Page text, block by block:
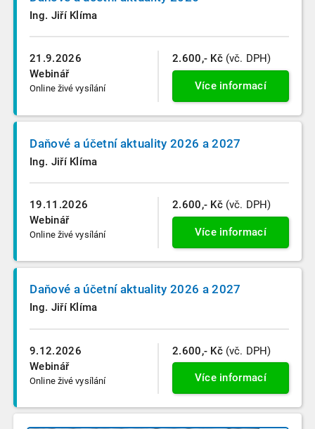
21.9.2026
Webinář
Online živé vysílání
Ing. Jiří Klíma
2.600,- Kč (vč. DPH)
Více informací
19.11.2026
Webinář
Online živé vysílání
Daňové a účetní aktuality 2026 a 2027
Ing. Jiří Klíma
2.600,- Kč (vč. DPH)
Více informací
9.12.2026
Webinář
Online živé vysílání
Daňové a účetní aktuality 2026 a 2027
Ing. Jiří Klíma
2.600,- Kč (vč. DPH)
Více informací